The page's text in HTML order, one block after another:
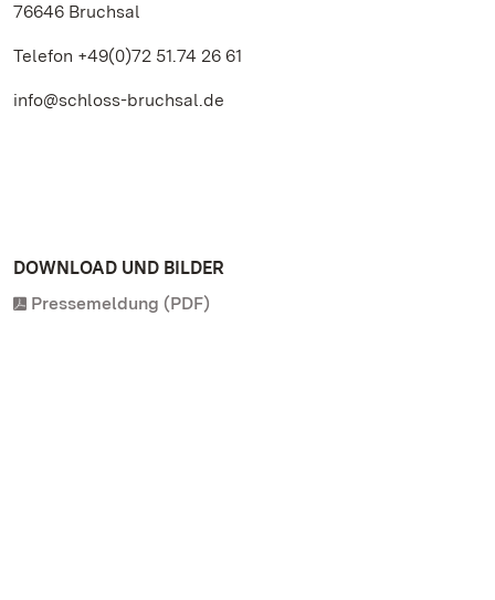
76646 Bruchsal
Telefon +49(0)72 51.74 26 61
info@schloss-bruchsal.de
DOWNLOAD UND BILDER
Pressemeldung (PDF)